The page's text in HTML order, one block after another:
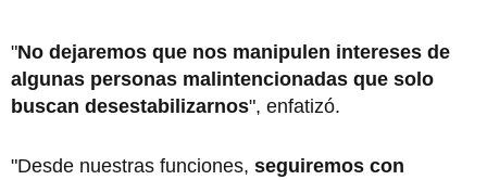
"No dejaremos que nos manipulen intereses de
algunas personas malintencionadas que solo
buscan desestabilizarnos", enfatizó.
"Desde nuestras funciones, seguiremos con